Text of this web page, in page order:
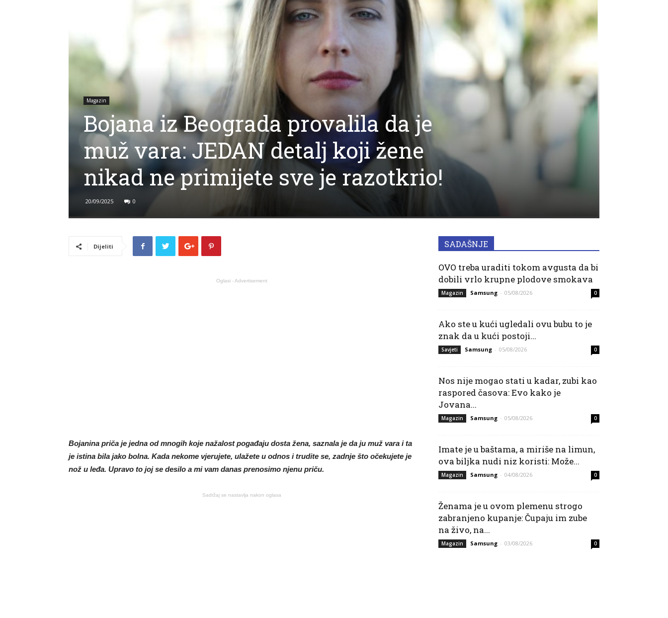
Magazin
Bojana iz Beograda provalila da je
muž vara: JEDAN detalj koji žene
nikad ne primijete sve je razotkrio!
20/09/2025 0
Dijeliti
Oglasi - Advertisement
Bojanina priča je jedna od mnogih koje nažalost pogađaju dosta žena, saznala je da ju muž vara i ta
je istina bila jako bolna. Kada nekome vjerujete, ulažete u odnos i trudite se, zadnje što očekujete je
nož u leđa. Upravo to joj se desilo a mi vam danas prenosimo njenu priču.
Sadržaj se nastavlja nakon oglasa
SADAŠNJE
OVO treba uraditi tokom avgusta da bi
dobili vrlo krupne plodove smokava
Magazin Samsung - 05/08/2026 0
Ako ste u kući ugledali ovu bubu to je
znak da u kući postoji...
Savjeti Samsung - 05/08/2026 0
Nos nije mogao stati u kadar, zubi kao
raspored časova: Evo kako je
Jovana...
Magazin Samsung - 05/08/2026 0
Imate je u baštama, a miriše na limun,
ova biljka nudi niz koristi: Može...
Magazin Samsung - 04/08/2026 0
Ženama je u ovom plemenu strogo
zabranjeno kupanje: Čupaju im zube
na živo, na...
Magazin Samsung - 03/08/2026 0